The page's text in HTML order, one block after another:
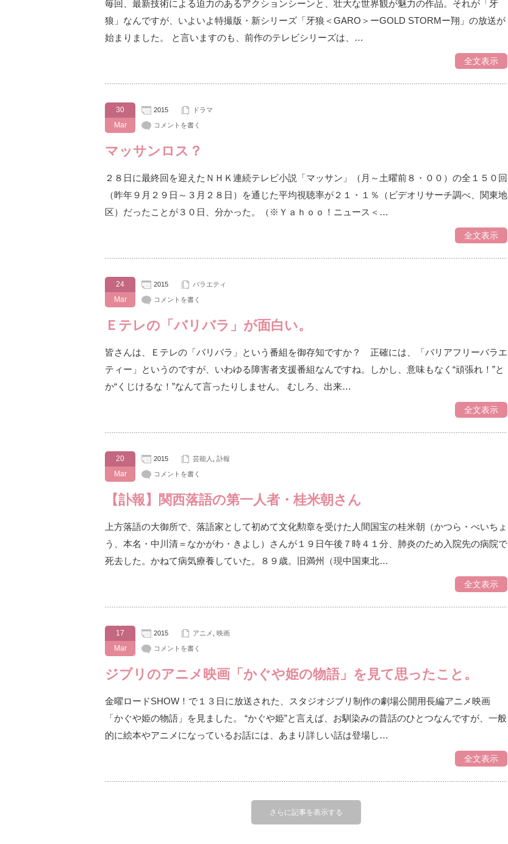
毎回、最新技術による迫力のあるアクションシーンと、壮大な世界観が魅力の作品。それが「牙
狼」なんですが、いよいよ特撮版・新シリーズ「牙狼＜GARO＞ーGOLD STORMー翔」の放送が
始まりました。 と言いますのも、前作のテレビシリーズは、…
全文表示
30
Mar
2015 ドラマ
コメントを書く
マッサンロス？
２８日に最終回を迎えたＮＨＫ連続テレビ小説「マッサン」（月～土曜前８・００）の全１５０回
（昨年９月２９日～３月２８日）を通じた平均視聴率が２１・１％（ビデオリサーチ調べ、関東地
区）だったことが３０日、分かった。（※Ｙａｈｏｏ！ニュース＜…
全文表示
24
Mar
2015 バラエティ
コメントを書く
Ｅテレの「バリバラ」が面白い。
皆さんは、Ｅテレの「バリバラ」という番組を御存知ですか？ 正確には、「バリアフリーバラエ
ティー」というのですが、いわゆる障害者支援番組なんですね。しかし、意味もなく“頑張れ！”と
か“くじけるな！”なんて言ったりしません。 むしろ、出来…
全文表示
20
Mar
2015 芸能人 訃報
コメントを書く
【訃報】関西落語の第一人者・桂米朝さん
上方落語の大御所で、落語家として初めて文化勲章を受けた人間国宝の桂米朝（かつら・べいちょ
う、本名・中川清＝なかがわ・きよし）さんが１９日午後７時４１分、肺炎のため入院先の病院で
死去した。かねて病気療養していた。８９歳。旧満州（現中国東北…
全文表示
17
Mar
2015 アニメ 映画
コメントを書く
ジブリのアニメ映画「かぐや姫の物語」を見て思ったこと。
金曜ロードSHOW！で１３日に放送された、スタジオジブリ制作の劇場公開用長編アニメ映画
「かぐや姫の物語」を見ました。 “かぐや姫”と言えば、お馴染みの昔話のひとつなんですが、一般
的に絵本やアニメになっているお話には、あまり詳しい話は登場し…
全文表示
さらに記事を表示する